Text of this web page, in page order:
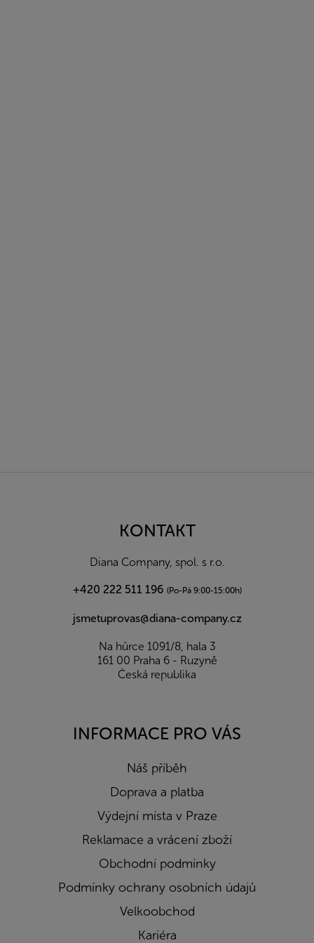
KONTAKT
Diana Company, spol. s r.o.
+420 222 511 196 (Po-Pá 9:00-15:00h)
jsmetuprovas@diana-company.cz
Na hůrce 1091/8, hala 3
161 00 Praha 6 - Ruzyně
Česká republika
INFORMACE PRO VÁS
Náš příběh
Doprava a platba
Výdejní místa v Praze
Reklamace a vrácení zboží
Obchodní podmínky
Podmínky ochrany osobních údajů
Velkoobchod
Kariéra